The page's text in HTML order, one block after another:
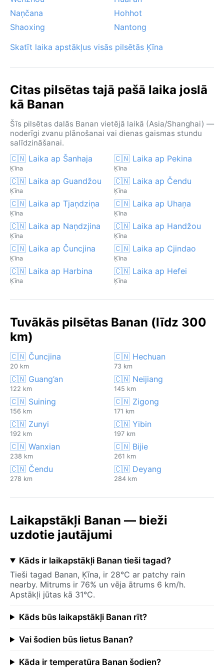
Naņčana
Hohhot
Shaoxing
Nantong
Skatīt laika apstākļus visās pilsētās Ķīna
Citas pilsētas tajā pašā laika joslā
kā Banan
Šīs pilsētas dalās Banan vietējā laikā (Asia/Shanghai) —
noderīgi zvanu plānošanai vai dienas gaismas stundu
salīdzināšanai.
🇨🇳 Laika ap Šanhaja
Ķīna
🇨🇳 Laika ap Pekina
Ķīna
🇨🇳 Laika ap Guandžou
Ķīna
🇨🇳 Laika ap Čendu
Ķīna
🇨🇳 Laika ap Tjaņdziņa
Ķīna
🇨🇳 Laika ap Uhaņa
Ķīna
🇨🇳 Laika ap Naņdzjina
Ķīna
🇨🇳 Laika ap Handžou
Ķīna
🇨🇳 Laika ap Čuncjina
Ķīna
🇨🇳 Laika ap Cjindao
Ķīna
🇨🇳 Laika ap Harbina
Ķīna
🇨🇳 Laika ap Hefei
Ķīna
Tuvākās pilsētas Banan (līdz 300
km)
🇨🇳 Čuncjina
20 km
🇨🇳 Hechuan
73 km
🇨🇳 Guang’an
122 km
🇨🇳 Neijiang
145 km
🇨🇳 Suining
156 km
🇨🇳 Zigong
171 km
🇨🇳 Zunyi
192 km
🇨🇳 Yibin
197 km
🇨🇳 Wanxian
238 km
🇨🇳 Bijie
261 km
🇨🇳 Čendu
278 km
🇨🇳 Deyang
284 km
Laikapstākļi Banan — bieži
uzdotie jautājumi
Kāds ir laikapstākļi Banan tieši tagad?
Tieši tagad Banan, Ķīna, ir 28°C ar patchy rain
nearby. Mitrums ir 76% un vēja ātrums 6 km/h.
Apstākļi jūtas kā 31°C.
Kāds būs laikapstākļi Banan rīt?
Vai šodien būs lietus Banan?
Kāda ir temperatūra Banan šodien?